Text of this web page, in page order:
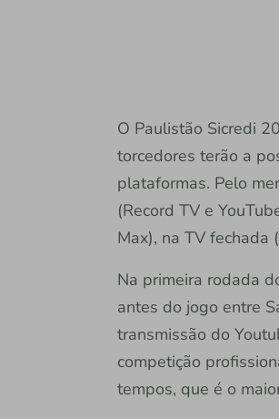
O Paulistão Sicredi
torcedores terão a
plataformas. Pelo
(Record TV e
Max), na TV
Na primeira rodada
antes do jogo entre
transmissão do
competição
tempos, que é o